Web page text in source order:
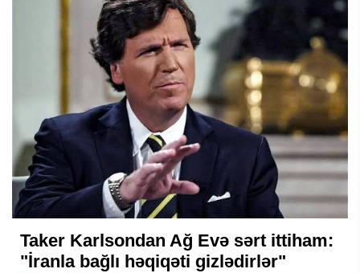
Taker Karlsondan Ağ Evə sərt ittiham:
"İranla bağlı həqiqəti gizlədirlər"